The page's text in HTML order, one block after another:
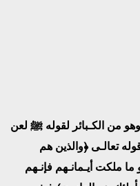
من الكـبائر لقوله ﷺ لعن
تعالـى ﴿والذين هم
ملكت أيـمانـهم فإنـهم